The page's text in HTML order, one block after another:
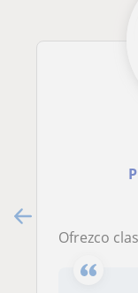
Ofrezco clases de